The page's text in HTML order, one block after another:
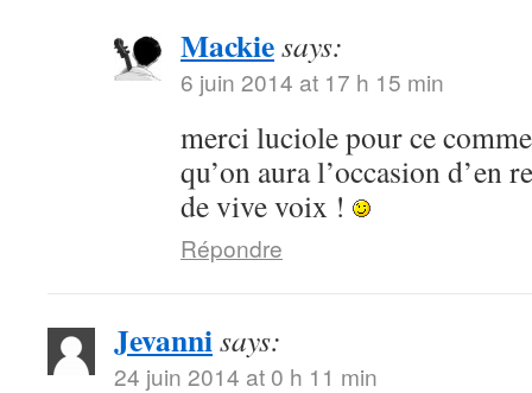
Mackiesays:
6 juin 2014 at 17 h 15 min
merci luciole pour ce
qu’on aura l’occasion d’en
de vive voix !
Répondre
Jevannisays:
24 juin 2014 at 0 h 11 min